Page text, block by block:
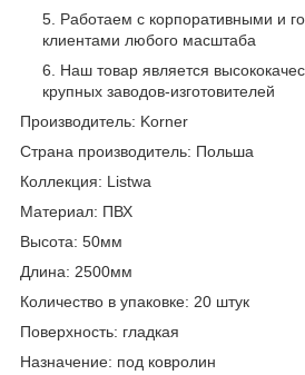
Работаем с корпоративными и
клиентами любого масштаба
Наш товар является
крупных заводов-изготовителей
Производитель: Korner
Страна производитель: Польша
Коллекция: Listwa
Материал: ПВХ
Высота: 50мм
Длина: 2500мм
Количество в упаковке: 20 штук
Поверхность: гладкая
Назначение: под ковролин